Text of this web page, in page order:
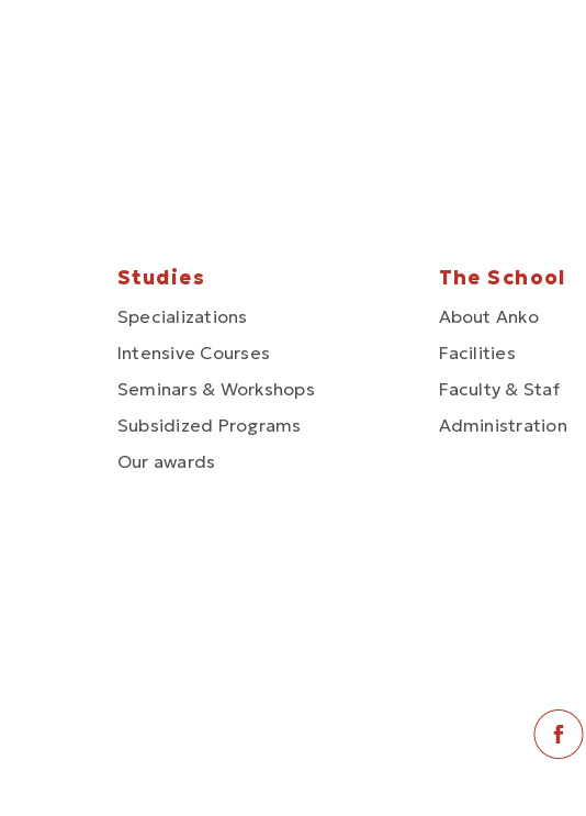
Studies
Specializations
Intensive Courses
Seminars & Workshops
Subsidized Programs
Our awards
The School
About Anko
Facilities
Faculty & Staf
Administration